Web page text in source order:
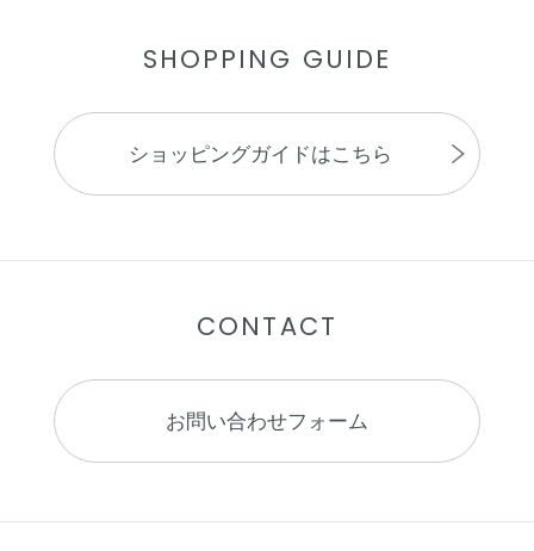
SHOPPING GUIDE
ショッピングガイドはこちら
CONTACT
お問い合わせフォーム